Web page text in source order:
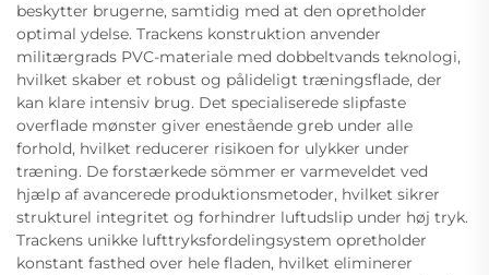
beskytter brugerne, samtidig med at den opretholder
optimal ydelse. Trackens konstruktion anvender
militærgrads PVC-materiale med dobbeltvands teknologi,
hvilket skaber et robust og pålideligt træningsflade, der
kan klare intensiv brug. Det specialiserede slipfaste
overflade mønster giver enestående greb under alle
forhold, hvilket reducerer risikoen for ulykker under
træning. De forstærkede sömmer er varmeveldet ved
hjælp af avancerede produktionsmetoder, hvilket sikrer
strukturel integritet og forhindrer luftudslip under høj tryk.
Trackens unikke lufttryksfordelingsystem opretholder
konstant fasthed over hele fladen, hvilket eliminerer